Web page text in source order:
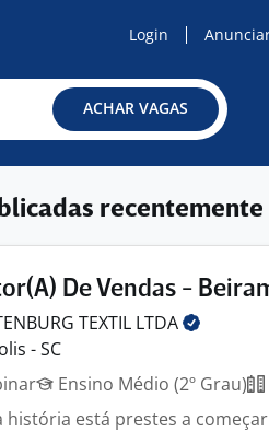
Login
ACHAR VAGAS
recentemente
De Vendas -
TEXTIL LTDA
- SC
Ensino Médio (2º Grau)
história está prestes a